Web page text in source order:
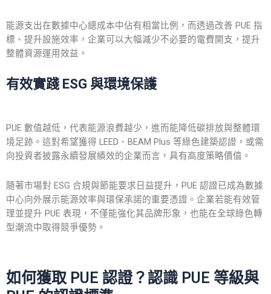
能源支出在數據中心總成本中佔有相當比例，而透過改善 PUE 指
標、提升設施效率，企業可以大幅減少不必要的電費開支，提升
整體資源運用效益。
有效實踐 ESG 與環境保護
PUE 數值越低，代表能源浪費越少，進而能降低碳排放與整體環
境足跡。這對希望獲得 LEED、BEAM Plus 等綠色建築認證，或需
向投資者披露永續發展績效的企業而言，具有高度策略價值。
隨著市場對 ESG 合規與節能要求日益提升，PUE 認證已成為數據
中心向外展示能源效率與環保承諾的重要憑證。企業若能有效管
理並提升 PUE 表現，不僅能強化其品牌形象，也能在全球綠色轉
型潮流中取得競爭優勢。
如何獲取 PUE 認證？認識 PUE 等級與